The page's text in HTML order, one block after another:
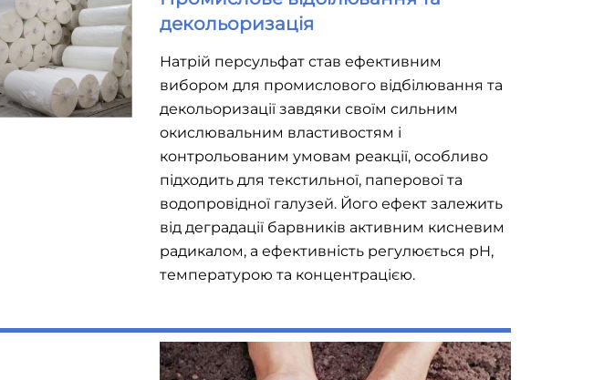
декольоризація
Натрій персульфат став ефективним
вибором для промислового відбілювання та
декольоризації завдяки своїм сильним
окислювальним властивостям і
контрольованим умовам реакції, особливо
підходить для текстильної, паперової та
водопровідної галузей. Його ефект залежить
від деградації барвників активним кисневим
радикалом, а ефективність регулюється pH,
температурою та концентрацією.